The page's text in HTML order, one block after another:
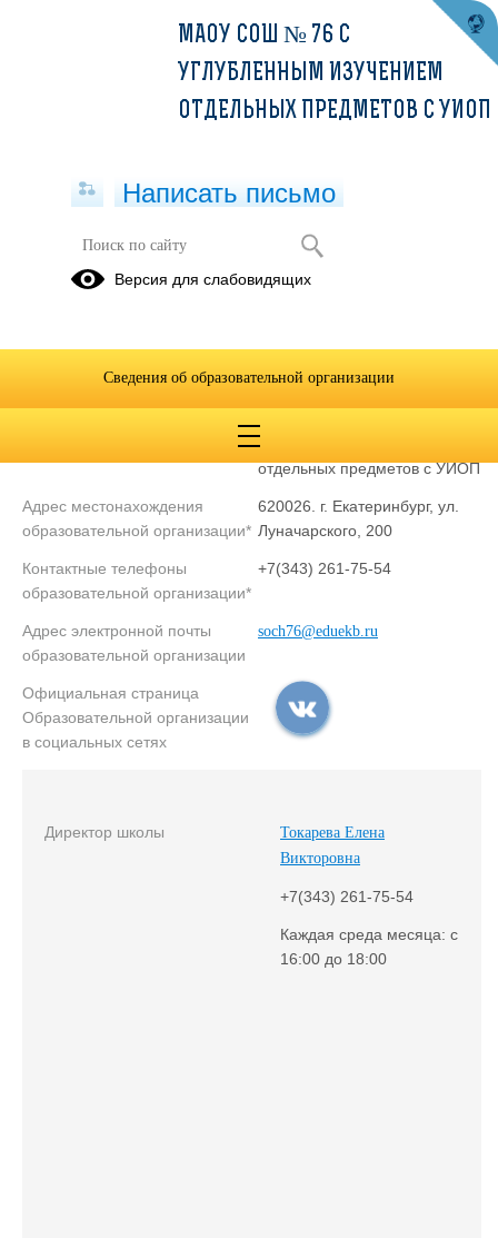
Контакты
изучением отдельных предметов
образовательной организации* углубленным изучением
отдельных предметов с УИОП
Адрес местонахождения
образовательной организации*
620026. г. Екатеринбург, ул.
Луначарского, 200
Контактные телефоны
образовательной организации*
+7(343) 261-75-54
Адрес электронной почты
образовательной организации
soch76@eduekb.ru
Официальная страница
Образовательной организации
в социальных сетях
Директор школы
Токарева Елена
Викторовна
+7(343) 261-75-54
Каждая среда месяца: с
16:00 до 18:00
МАОУ СОШ № 76 С
УГЛУБЛЕННЫМ ИЗУЧЕНИЕМ
ОТДЕЛЬНЫХ ПРЕДМЕТОВ С УИОП
Написать письмо
Версия для слабовидящих
Сведения об образовательной организации